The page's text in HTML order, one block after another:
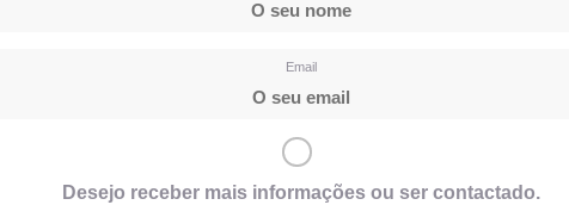
Email
Desejo receber mais informações ou ser contactado.